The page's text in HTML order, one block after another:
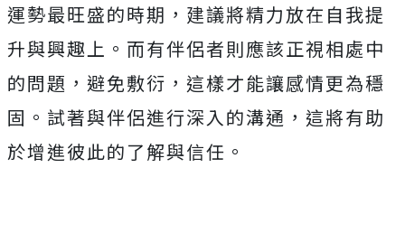
運勢最旺盛的時期，建議將精力放在自我提
升與興趣上。而有伴侶者則應該正視相處中
的問題，避免敷衍，這樣才能讓感情更為穩
固。試著與伴侶進行深入的溝通，這將有助
於增進彼此的了解與信任。